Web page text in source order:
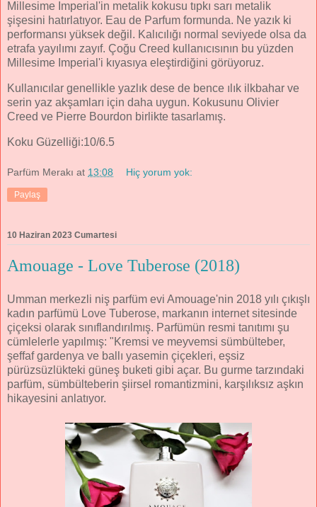
Millesime Imperial'in metalik kokusu tıpkı sarı metalik
şişesini hatırlatıyor. Eau de Parfum formunda. Ne yazık ki
performansı yüksek değil. Kalıcılığı normal seviyede olsa da
etrafa yayılımı zayıf. Çoğu Creed kullanıcısının bu yüzden
Millesime Imperial'i kıyasıya eleştirdiğini görüyoruz.
Kullanıcılar genellikle yazlık dese de bence ılık ilkbahar ve
serin yaz akşamları için daha uygun. Kokusunu Olivier
Creed ve Pierre Bourdon birlikte tasarlamış.
Koku Güzelliği:10/6.5
Parfüm Merakı at 13:08 Hiç yorum yok:
Paylaş
10 Haziran 2023 Cumartesi
Amouage - Love Tuberose (2018)
Umman merkezli niş parfüm evi Amouage'nin 2018 yılı çıkışlı
kadın parfümü Love Tuberose, markanın internet sitesinde
çiçeksi olarak sınıflandırılmış. Parfümün resmi tanıtımı şu
cümlelerle yapılmış: "Kremsi ve meyvemsi sümbülteber,
şeffaf gardenya ve ballı yasemin çiçekleri, eşsiz
pürüzsüzlükteki güneş buketi gibi açar. Bu gurme tarzındaki
parfüm, sümbülteberin şiirsel romantizmini, karşılıksız aşkın
hikayesini anlatıyor.